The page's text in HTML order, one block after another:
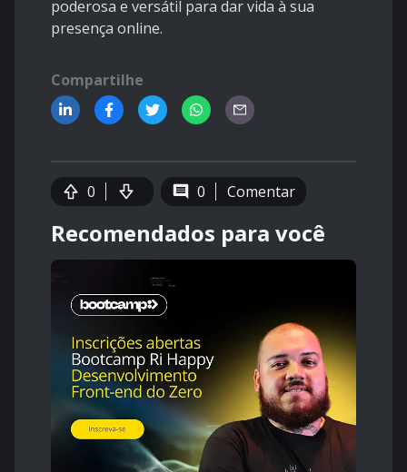
poderosa e versátil para dar vida à sua
presença online.
Compartilhe
0 0 Comentar
Recomendados para você